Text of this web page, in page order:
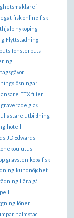
i
fisk online fisk
nyköping
Flyttstädning
fönsterputs
FTX filter
graverade glas
utbildning
hotell
JD Edwards
gravsten köpa fisk
kundnöjdhet
Lära gå
löner
halmstad